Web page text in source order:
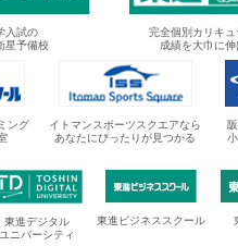
入試の
星予備校
完全個別カリキュ
成績を大巾に伸
ング
イトマンスポーツスクエアなら
あなたにぴったりが見つかる
東進デジタル
ユニバーシティ
東進ビジネススクール